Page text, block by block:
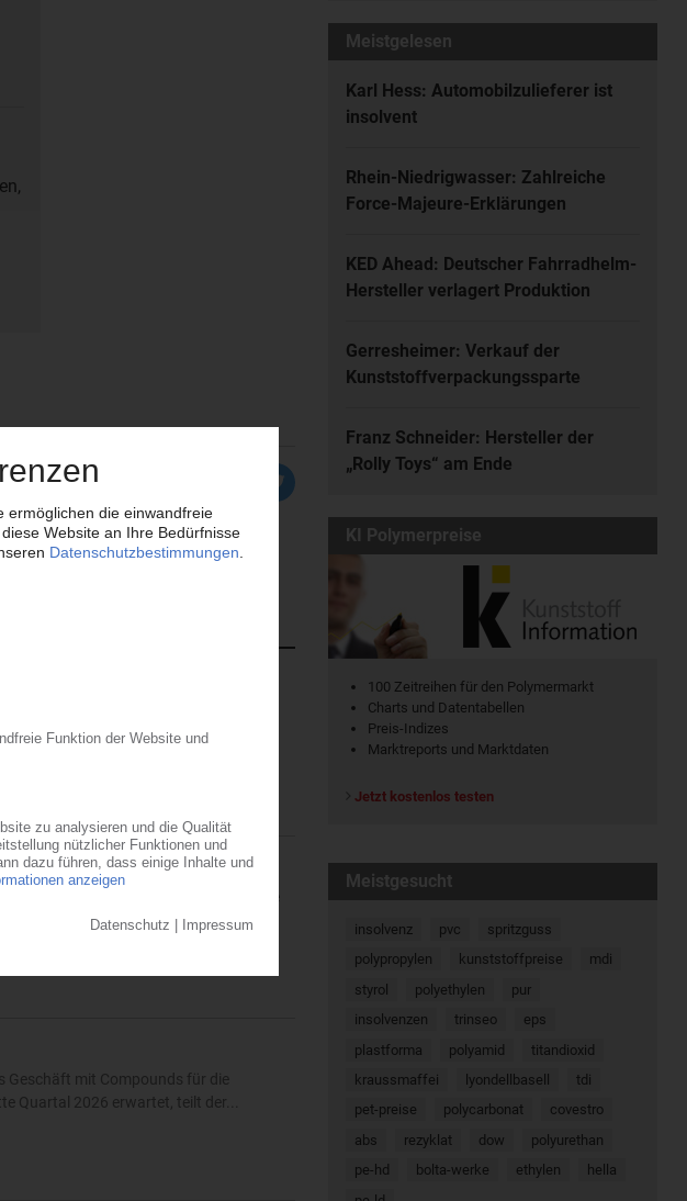
Angesichts der dramatischen
nach Bonn geladen. Dort...
Plastic Omnium – seine regionale
Automobilzulieferer ein...07.08.2026
Geschäft mit Compounds für die
Quartal 2026 erwartet, teilt der...
Meistgelesen
Karl Hess: Automobilzulieferer ist
insolvent
Rhein-Niedrigwasser: Zahlreiche
Force-Majeure-Erklärungen
KED Ahead: Deutscher Fahrradhelm-
Hersteller verlagert Produktion
Gerresheimer: Verkauf der
Kunststoffverpackungssparte
Franz Schneider: Hersteller der
„Rolly Toys“ am Ende
KI Polymerpreise
100 Zeitreihen für den Polymermarkt
Charts und Datentabellen
Preis-Indizes
Marktreports und Marktdaten
Jetzt kostenlos testen
Meistgesucht
insolvenz pvc
spritzguss
polypropylen
kunststoffpreise
mdi
styrol
polyethylen
pur
insolvenzen
trinseo
eps
plastforma
polyamid
titandioxid
kraussmaffei
lyondellbasell
tdi
pet-preise
polycarbonat
covestro
abs
rezyklat dow
polyurethan
pe-hd
bolta-werke ethylen
hella